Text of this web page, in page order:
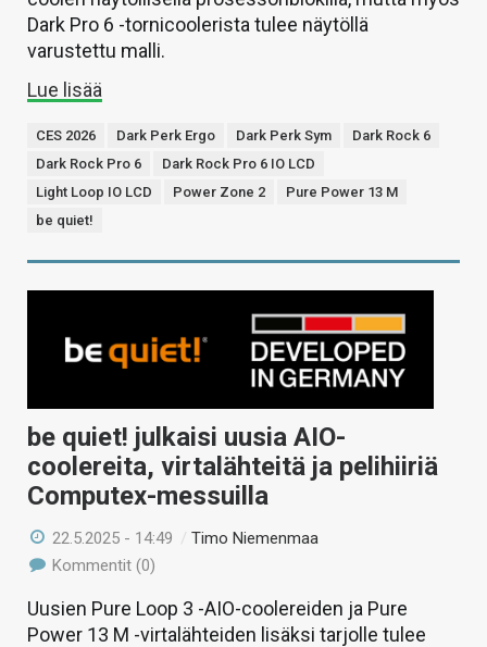
Dark Pro 6 -tornicoolerista tulee näytöllä
varustettu malli.
Lue lisää
CES 2026 Dark Perk Ergo Dark Perk Sym
Dark Rock 6
Dark Rock Pro 6
Dark Rock Pro 6 IO LCD
Light Loop IO LCD
Power Zone 2
Pure Power 13 M
be quiet!
be quiet! julkaisi uusia AIO-
coolereita, virtalähteitä ja pelihiiriä
Computex-messuilla
22.5.2025 - 14:49 /Timo Niemenmaa
Kommentit (0)
Uusien Pure Loop 3 -AIO-coolereiden ja Pure
Power 13 M -virtalähteiden lisäksi tarjolle tulee